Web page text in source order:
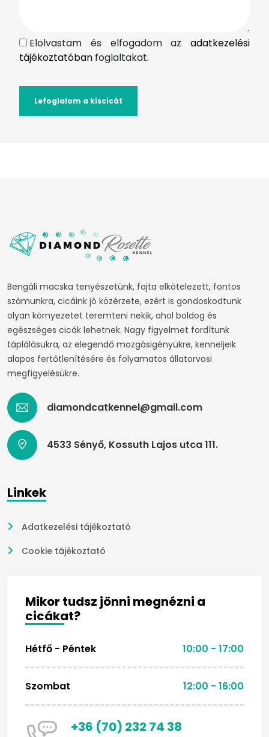
Elolvastam és elfogadom az adatkezelési
tájékoztatóban foglaltakat.
Lefoglalom a kiscicát
Bengáli macska tenyészetünk, fajta elkötelezett, fontos
számunkra, cicáink jó közérzete, ezért is gondoskodtunk
olyan környezetet teremteni nekik, ahol boldog és
egészséges cicák lehetnek. Nagy figyelmet fordítunk
táplálásukra, az elegendő mozgásigényükre, kenneljeik
alapos fertőtlenítésére és folyamatos állatorvosi
megfigyelésükre.
diamondcatkennel@gmail.com
4533 Sényő, Kossuth Lajos utca 111.
Linkek
Adatkezelési tájékoztató
Cookie tájékoztató
Mikor tudsz jönni megnézni a
cicákat?
Hétfő - Péntek 10:00 - 17:00
Szombat 12:00 - 16:00
+36 (70) 232 74 38